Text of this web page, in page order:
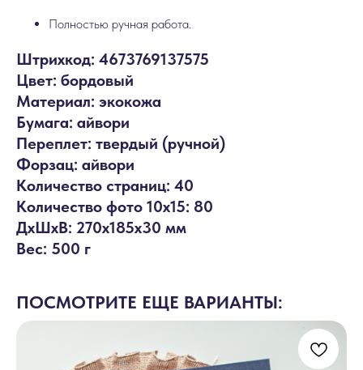
Полностью ручная работа.
Штрихкод: 4673769137575
Цвет: бордовый
Материал: экокожа
Бумага: айвори
Переплет: твердый (ручной)
Форзац: айвори
Количество страниц: 40
Количество фото 10х15: 80
ДxШxВ: 270x185x30 мм
Вес: 500 г
ПОСМОТРИТЕ ЕЩЕ ВАРИАНТЫ: